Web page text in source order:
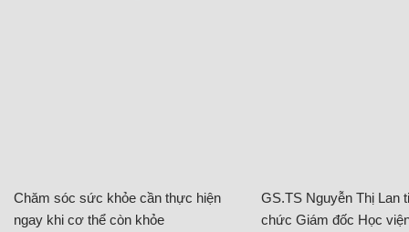
Chăm sóc sức khỏe cần thực hiện
ngay khi cơ thể còn khỏe
GS.TS Nguyễn Thị Lan
chức Giám đốc Học